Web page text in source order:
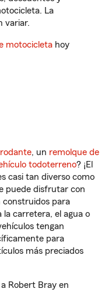
La
variar.
motocicleta hoy
, un remolque de
todoterreno? ¡El
casi tan diverso como
puede disfrutar con
construidos para
la carretera, el agua o
tengan
para
más preciados
Robert Bray en